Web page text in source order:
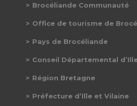
Brocéliande Communauté
Office de tourisme de
Pays de Brocéliande
Conseil Départemental
Région Bretagne
Préfecture d’Ille et Vilaine